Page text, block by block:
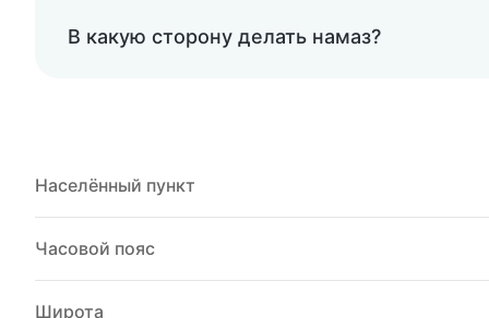
В какую сторону делать намаз?
Населённый пункт
Часовой пояс
Широта